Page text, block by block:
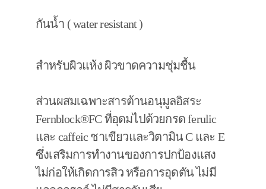
กันน้ำ ( water resistant )
สำหรับผิวแห้ง ผิวขาดความชุ่มชื้น
ส่วนผสมเฉพาะสารต้านอนุมูลอิสระ
Fernblock®FC ที่อุดมไปด้วยกรด ferulic
และ caffeic ชาเขียวและวิตามิน C และ E
ซึ่งเสริมการทำงานของการปกป้องแสง
ไม่ก่อให้เกิดการสิว หรือการอุดตัน ไม่มี